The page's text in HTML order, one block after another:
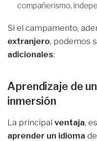
compañerismo,
Si el campamento,
extranjero, podemos
adicionales:
Aprendizaje de
inmersión
La principal ventaja,
aprender un idioma